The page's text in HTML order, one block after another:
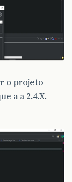
o projeto
a a 2.4.X.